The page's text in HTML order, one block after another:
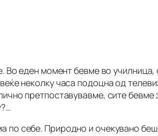
Во еден момент бевме во
неколку часа подоцна од
претпоставувавме, сите
по себе. Природно и очекувано